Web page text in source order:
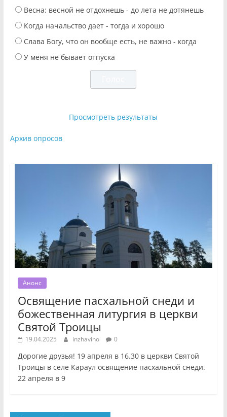
Весна: весной не отдохнешь - до лета не дотянешь
Когда начальство дает - тогда и хорошо
Слава Богу, что он вообще есть, не важно - когда
У меня не бывает отпуска
Просмотреть результаты
Архив опросов
Анонс
Освящение пасхальной снеди и
божественная литургия в церкви
Святой Троицы
19.04.2025 inzhavino 0
Дорогие друзья! 19 апреля в 16.30 в церкви Святой
Троицы в селе Караул освящение пасхальной снеди.
22 апреля в 9